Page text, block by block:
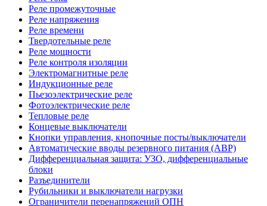
Реле промежуточные
Реле напряжения
Реле времени
Твердотельные реле
Реле мощности
Реле контроля изоляции
Электромагнитные реле
Индукционные реле
Пьезоэлектрические реле
Фотоэлектрические реле
Тепловые реле
Концевые выключатели
Кнопки управления, кнопочные посты/выключатели
Автоматические вводы резервного питания (АВР)
Дифференциальная защита: УЗО, дифференциальные
блоки
Разъединители
Рубильники и выключатели нагрузки
Ограничители перенапряжений ОПН